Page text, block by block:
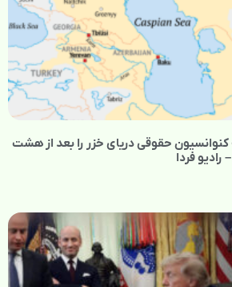
کنوانسیون حقوقی دریای خزر را بعد از هشت
فردا